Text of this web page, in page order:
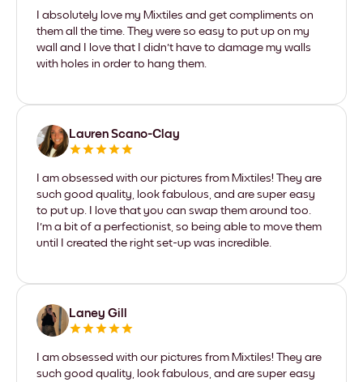
I absolutely love my Mixtiles and get compliments on
them all the time. They were so easy to put up on my
wall and I love that I didn't have to damage my walls
with holes in order to hang them.
Lauren Scano-Clay
I am obsessed with our pictures from Mixtiles! They are
such good quality, look fabulous, and are super easy
to put up. I love that you can swap them around too.
I'm a bit of a perfectionist, so being able to move them
until I created the right set-up was incredible.
Laney Gill
I am obsessed with our pictures from Mixtiles! They are
such good quality, look fabulous, and are super easy